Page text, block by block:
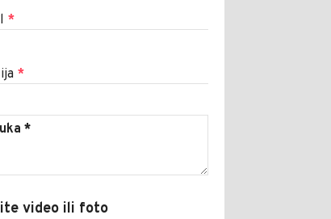
*
*
video ili foto